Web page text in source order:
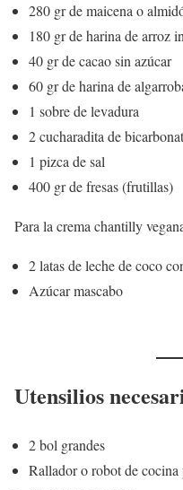
280 gr de maicena o
180 gr de harina de arroz
40 gr de cacao sin azúcar
60 gr de harina de
1 sobre de levadura
2 cucharadita de
1 pizca de sal
400 gr de fresas (frutillas)
Para la crema chantilly
2 latas de leche de coco
Azúcar mascabo
Utensilios
2 bol grandes
Rallador o robot de